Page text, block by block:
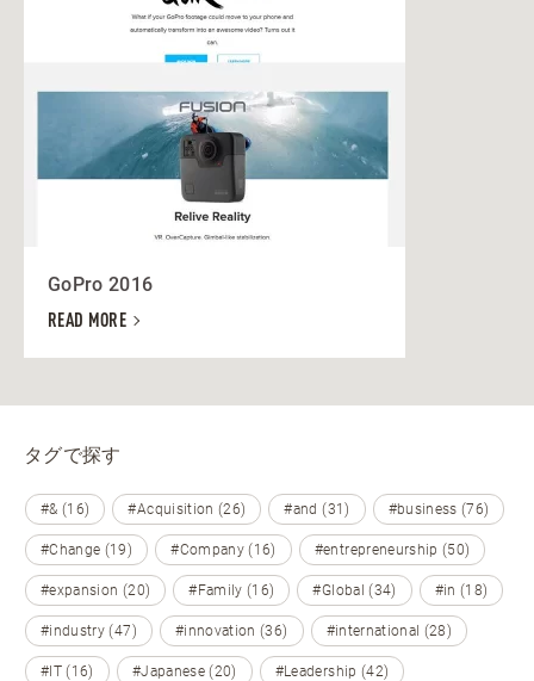
GoPro 2016
READ MORE
タグで探す
#& (16) #Acquisition (26) #and (31) #business (76)
#Change (19) #Company (16) #entrepreneurship (50)
#expansion (20) #Family (16) #Global (34) #in (18)
#industry (47) #innovation (36) #international (28)
#IT (16) #Japanese (20) #Leadership (42)